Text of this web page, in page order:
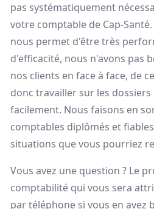
pas systématiquement
votre comptable de Cap-
nous permet d'être très
d'efficacité, nous n'avons pas
nos clients en face à face, de
donc travailler sur les
facilement. Nous faisons en
comptables diplômés et
situations que vous pourriez
Vous avez une question ? Le
comptabilité qui vous sera
par téléphone si vous en avez